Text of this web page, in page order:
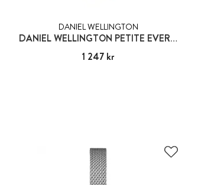
DANIEL WELLINGTON
DANIEL WELLINGTON PETITE EVERGOLD
Pris :1 247 kr
1 247 kr